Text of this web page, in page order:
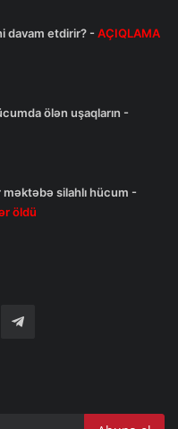
davam etdirir? -AÇIQLAMA
ölən uşaqların -
silahlı hücum -
öldü